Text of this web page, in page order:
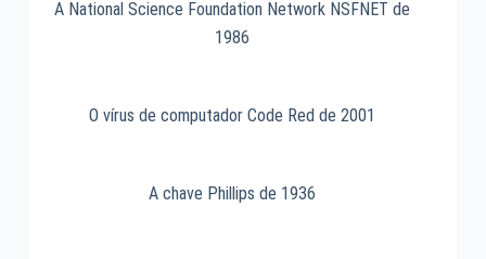
A National Science Foundation Network NSFNET de
1986
O vírus de computador Code Red de 2001
A chave Phillips de 1936